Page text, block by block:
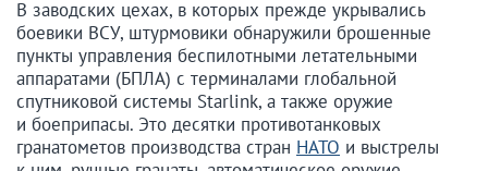
В заводских цехах, в которых прежде укрывались
боевики ВСУ, штурмовики обнаружили брошенные
пункты управления беспилотными летательными
аппаратами (БПЛА) с терминалами глобальной
спутниковой системы Starlink, а также оружие
и боеприпасы. Это десятки противотанковых
гранатометов производства стран НАТО и выстрелы